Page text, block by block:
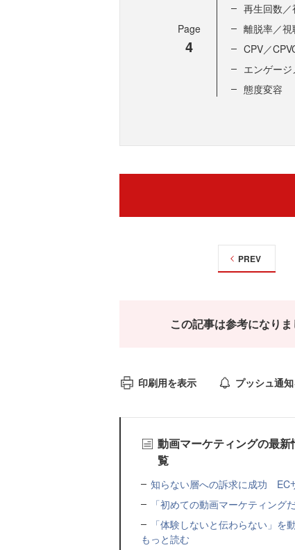
Page
4
再生回数／
離脱率／
CPV／
エンゲージ
態度変容
PREV
この記事は参考になりま
印刷用を表示 プッシュ通
動画マーケティングの最
覧
知らない層への訴求に成功 EC
「初めての動画マーケティン
「体験しないと伝わらない」
もっと読む